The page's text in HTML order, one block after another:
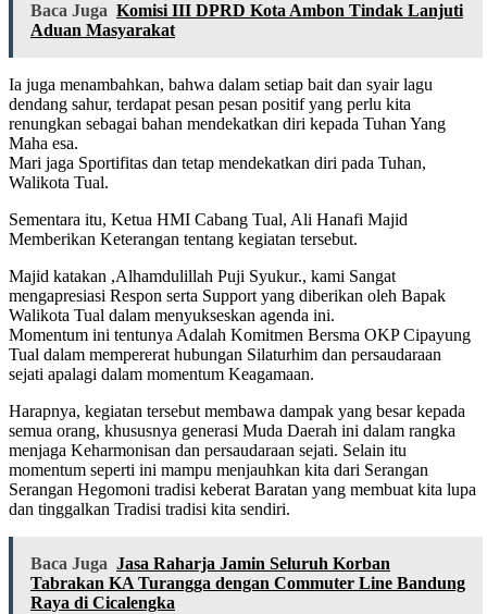
Baca Juga Komisi III DPRD Kota Ambon Tindak Lanjuti
Aduan Masyarakat
Ia juga menambahkan, bahwa dalam setiap bait dan syair lagu
dendang sahur, terdapat pesan pesan positif yang perlu kita
renungkan sebagai bahan mendekatkan diri kepada Tuhan Yang
Maha esa.
Mari jaga Sportifitas dan tetap mendekatkan diri pada Tuhan,
Walikota Tual.
Sementara itu, Ketua HMI Cabang Tual, Ali Hanafi Majid
Memberikan Keterangan tentang kegiatan tersebut.
Majid katakan ,Alhamdulillah Puji Syukur., kami Sangat
mengapresiasi Respon serta Support yang diberikan oleh Bapak
Walikota Tual dalam menyukseskan agenda ini.
Momentum ini tentunya Adalah Komitmen Bersma OKP Cipayung
Tual dalam mempererat hubungan Silaturhim dan persaudaraan
sejati apalagi dalam momentum Keagamaan.
Harapnya, kegiatan tersebut membawa dampak yang besar kepada
semua orang, khususnya generasi Muda Daerah ini dalam rangka
menjaga Keharmonisan dan persaudaraan sejati. Selain itu
momentum seperti ini mampu menjauhkan kita dari Serangan
Serangan Hegomoni tradisi keberat Baratan yang membuat kita lupa
dan tinggalkan Tradisi tradisi kita sendiri.
Baca Juga Jasa Raharja Jamin Seluruh Korban
Tabrakan KA Turangga dengan Commuter Line Bandung
Raya di Cicalengka